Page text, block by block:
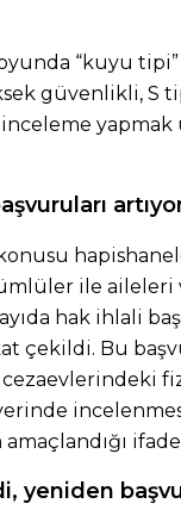
“kuyu tipi”
güvenlikli, S
ile aileleri
hak ihlali
çekildi. Bu
amaçlandığı
yeniden